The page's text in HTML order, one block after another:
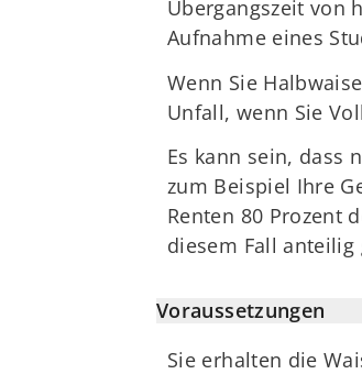
Übergangszeit von
Aufnahme eines
Wenn Sie
Unfall, wenn Sie
Es kann sein, dass
zum Beispiel Ihre
Renten 80 Prozent
diesem Fall anteilig
Voraussetzungen
Sie erhalten die